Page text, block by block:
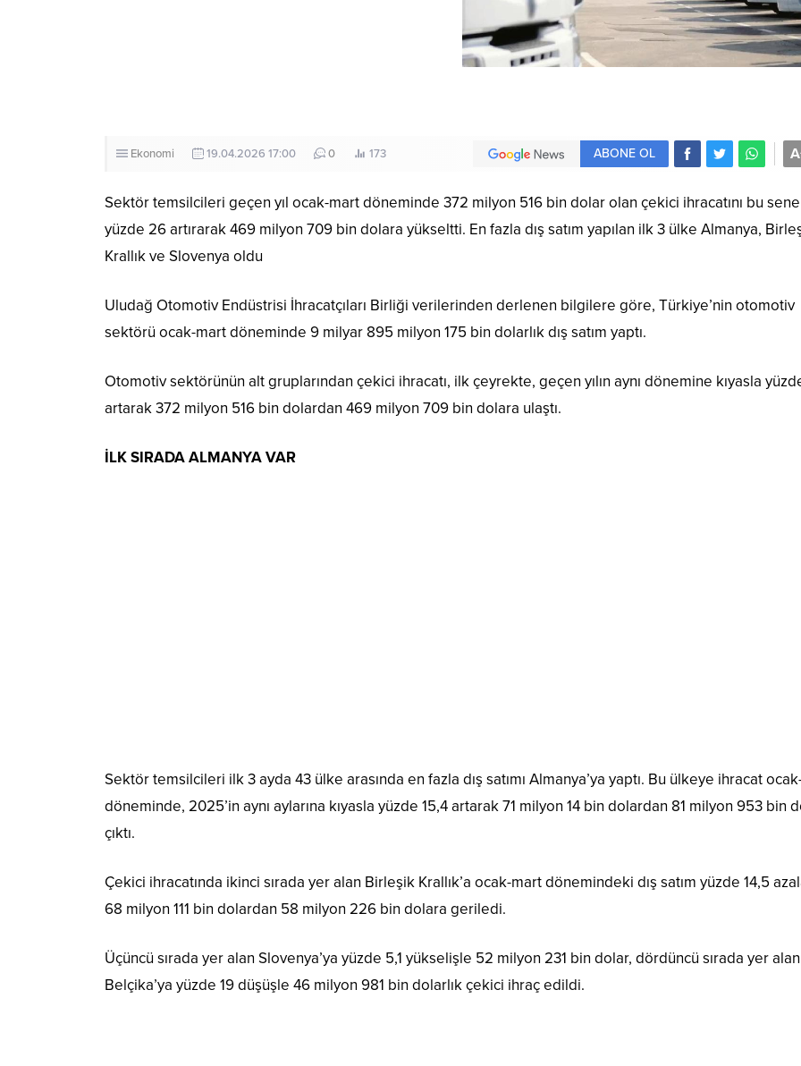
Ekonomi 19.04.2026 17:00 0 173 A
ABONE OL
Sektör temsilcileri geçen yıl ocak-mart döneminde 372 milyon 516 bin dolar olan çekici ihracatını bu sene
yüzde 26 artırarak 469 milyon 709 bin dolara yükseltti. En fazla dış satım yapılan ilk 3 ülke Almanya,
Krallık ve Slovenya oldu
Uludağ Otomotiv Endüstrisi İhracatçıları Birliği verilerinden derlenen bilgilere göre, Türkiye’nin otomotiv
sektörü ocak-mart döneminde 9 milyar 895 milyon 175 bin dolarlık dış satım yaptı.
Otomotiv sektörünün alt gruplarından çekici ihracatı, ilk çeyrekte, geçen yılın aynı dönemine kıyasla
artarak 372 milyon 516 bin dolardan 469 milyon 709 bin dolara ulaştı.
İLK SIRADA ALMANYA VAR
Sektör temsilcileri ilk 3 ayda 43 ülke arasında en fazla dış satımı Almanya’ya yaptı. Bu ülkeye ihracat
döneminde, 2025’in aynı aylarına kıyasla yüzde 15,4 artarak 71 milyon 14 bin dolardan 81 milyon 953 bin
çıktı.
Çekici ihracatında ikinci sırada yer alan Birleşik Krallık’a ocak-mart dönemindeki dış satım yüzde 14,5
68 milyon 111 bin dolardan 58 milyon 226 bin dolara geriledi.
Üçüncü sırada yer alan Slovenya’ya yüzde 5,1 yükselişle 52 milyon 231 bin dolar, dördüncü sırada yer alan
Belçika’ya yüzde 19 düşüşle 46 milyon 981 bin dolarlık çekici ihraç edildi.